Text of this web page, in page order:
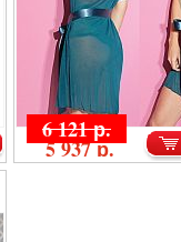
6 121 р.
5 937 р.